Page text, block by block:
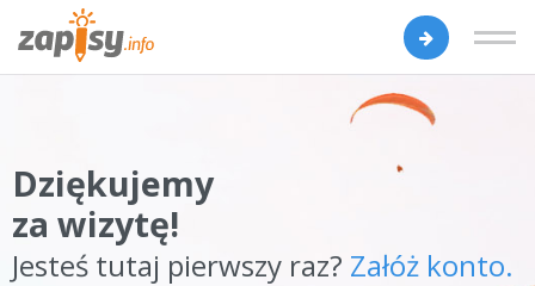
Dziękujemy
za wizytę!
Jesteś tutaj pierwszy raz? Załóż konto.